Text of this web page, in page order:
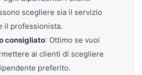
scegliere sia il servizio
il professionista.
consigliato: Ottimo se vuoi
ai clienti di scegliere
preferito.